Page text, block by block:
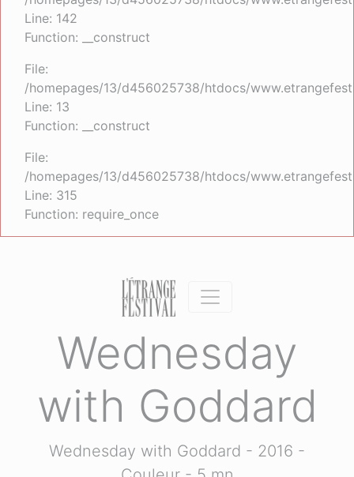
Line: 142
Function: __construct
File:
/homepages/13/d456025738/htdocs/
Line: 13
Function: __construct
File:
/homepages/13/d456025738/htdocs/
Line: 315
Function: require_once
Wednesday
with Goddard
Wednesday with Goddard - 2016 -